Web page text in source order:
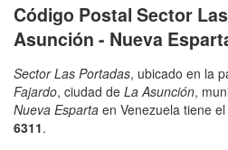
Código Postal Sector
Asunción - Nueva
Sector Las Portadas, ubicado en la
Fajardo, ciudad de La Asunción,
Nueva Esparta en Venezuela tiene el
6311.